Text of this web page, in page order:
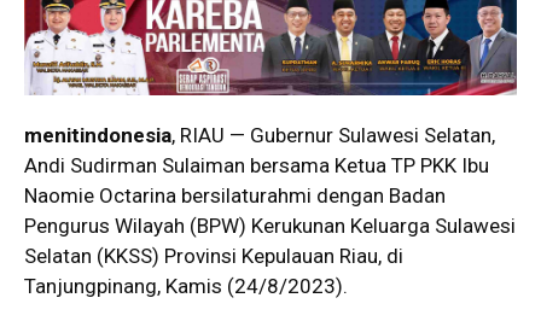
menitindonesia, RIAU — Gubernur Sulawesi Selatan,
Andi Sudirman Sulaiman bersama Ketua TP PKK Ibu
Naomie Octarina bersilaturahmi dengan Badan
Pengurus Wilayah (BPW) Kerukunan Keluarga Sulawesi
Selatan (KKSS) Provinsi Kepulauan Riau, di
Tanjungpinang, Kamis (24/8/2023).